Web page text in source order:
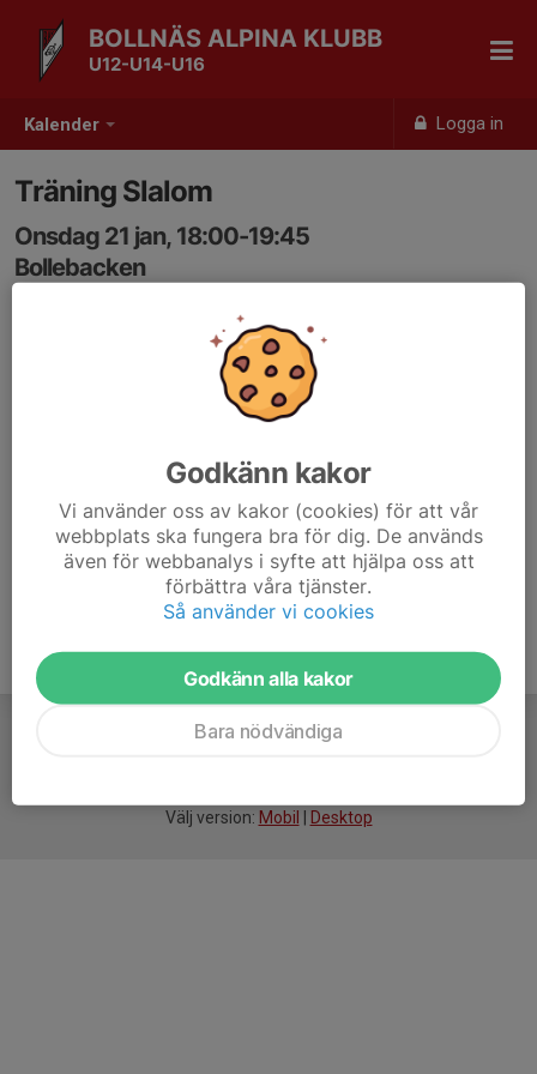
Kalender Logga in
BOLLNÄS ALPINA KLUBB
U12-U14-U16
Träning Slalom
Onsdag 21 jan, 18:00-19:45
Bollebacken
Välj version: Mobil Desktop
Godkänn kakor
Vi använder oss av kakor (cookies) för att vår
webbplats ska fungera bra för dig. De används
även för webbanalys i syfte att hjälpa oss att
förbättra våra tjänster.
Så använder vi cookies
Godkänn alla kakor
Bara nödvändiga